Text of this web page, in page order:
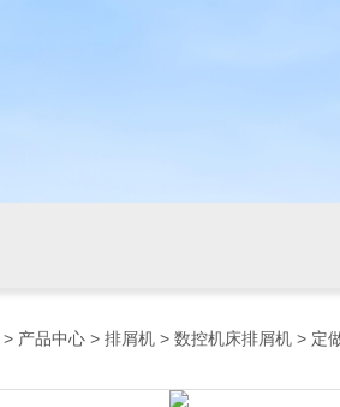
> 产品中心 > 排屑机 > 数控机床排屑机 > 定